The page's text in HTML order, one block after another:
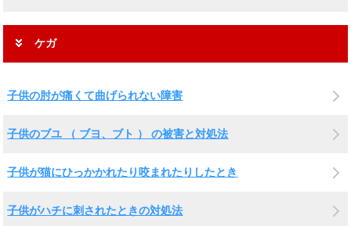
ケガ
子供の肘が痛くて曲げられない障害
子供のブユ （ ブヨ、ブト ） の被害と対処法
子供が猫にひっかかれたり咬まれたりしたとき
子供がハチに刺されたときの対処法